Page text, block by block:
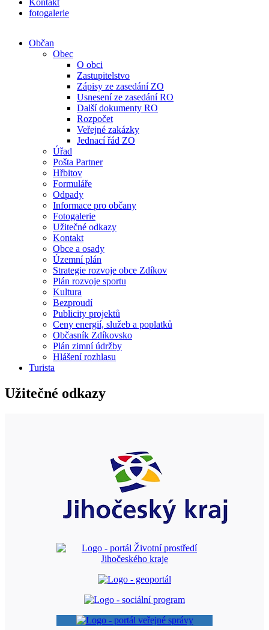
fotogalerie
Občan
Obec
O obci
Zastupitelstvo
Zápisy ze zasedání ZO
Usnesení ze zasedání RO
Další dokumenty RO
Rozpočet
Veřejné zakázky
Jednací řád ZO
Úřad
Pošta Partner
Hřbitov
Formuláře
Odpady
Informace pro občany
Fotogalerie
Užitečné odkazy
Kontakt
Obce a osady
Územní plán
Strategie rozvoje obce Zdíkov
Plán rozvoje sportu
Kultura
Bezproudí
Publicity projektů
Ceny energií, služeb a poplatků
Občasník Zdíkovsko
Plán zimní údržby
Hlášení rozhlasu
Turista
Užitečné odkazy